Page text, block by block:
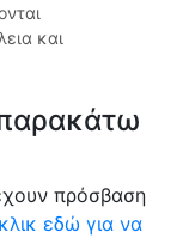
και
πρόσβαση
εδώ για να